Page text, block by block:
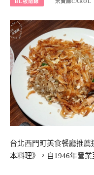
BL板南線 米寶麻CAROL
台北西門町美食餐廳推薦
本料理》，自1946年營